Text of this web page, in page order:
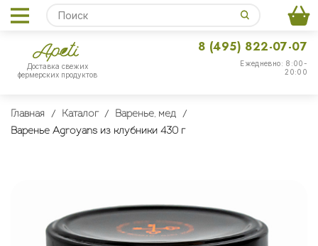
Доставка свежих
фермерских продуктов
Ежедневно: 8:00-
20:00
8 (495) 822-07-07
Главная Каталог
Варенье, мед
Варенье Agroyans из клубники 430 г